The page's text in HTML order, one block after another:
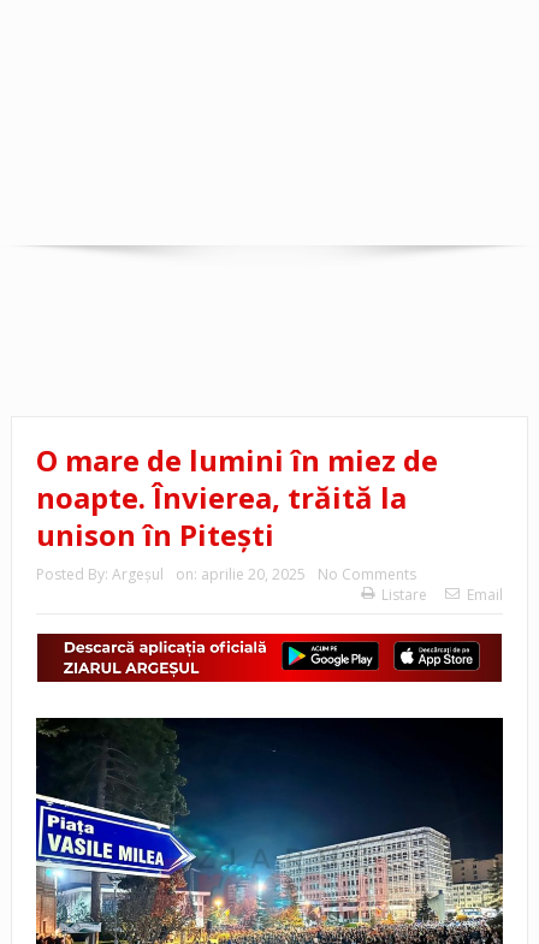
O mare de lumini în miez de
noapte. Învierea, trăită la
unison în Pitești
Posted By: Argeşul on: aprilie 20, 2025
No Comments
Listare
Email